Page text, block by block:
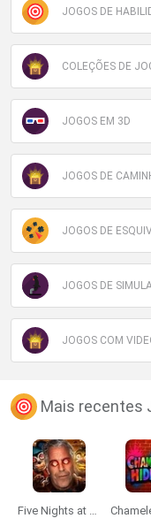
JOGOS DE
COLEÇÕES DE
JOGOS EM 3D
JOGOS DE
JOGOS DE
JOGOS DE
JOGOS COM
Mais recentes
Five Nights at Epstein's